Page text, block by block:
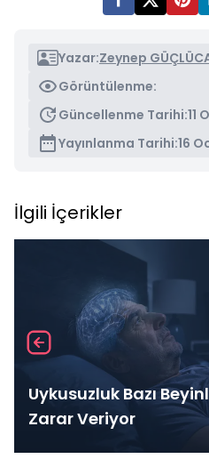
Yazar:Zeynep
Görüntülenme:
Güncellenme Tarihi:11
Yayınlanma Tarihi:16
İlgili İçerikler
Uykusuzluk Bazı
Zarar Veriyor